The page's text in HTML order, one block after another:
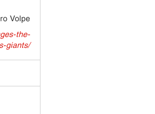
Volpe
the-
giants/